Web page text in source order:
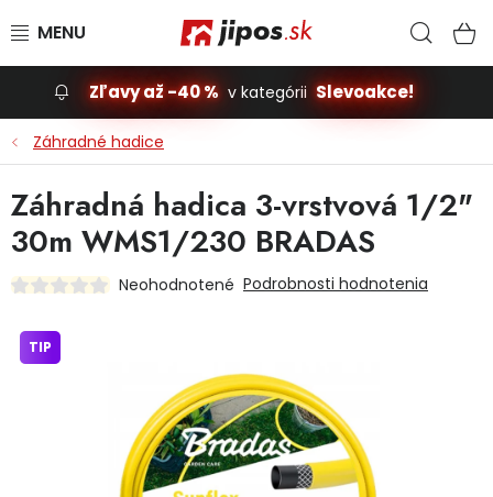
Slevoakce
Stavba, dom
Dielňa
Príslušenstvo pre automobily
Vybavenie a hračky pre deti
Domácnosť
Zľavy až -40 % v kategórii Slevoakce!
Záhradné hadice
Záhradná hadica 3-vrstvová 1/2"
30m WMS1/230 BRADAS
Neohodnotené Podrobnosti hodnotenia
TIP